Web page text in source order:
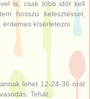
is, csak több időt kell
hosszú kelesztéssel,
érdemes kísérletezni.
lehet 12-24-36 órát
Tehát: